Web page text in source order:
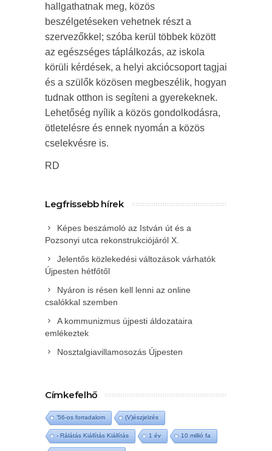
hallgathatnak meg, közös
beszélgetéseken vehetnek részt a
szervezőkkel; szóba kerül többek között
az egészséges táplálkozás, az iskola
körüli kérdések, a helyi akciócsoport tagjai
és a szülők közösen megbeszélik, hogyan
tudnak otthon is segíteni a gyerekeknek.
Lehetőség nyílik a közös gondolkodásra,
ötletelésre és ennek nyomán a közös
cselekvésre is.
RD
Legfrissebb hírek
Képes beszámoló az István út és a
Pozsonyi utca rekonstrukciójáról X.
Jelentős közlekedési változások várhatók
Újpesten hétfőtől
Nyáron is résen kell lenni az online
csalókkal szemben
A kommunizmus újpesti áldozataira
emlékeztek
Nosztalgiavillamosozás Újpesten
Címkefelhő
'56-os forradalom (V)észjelzés
- Rálátás Kiállítás Kiállítás 1 év 10 millió fa